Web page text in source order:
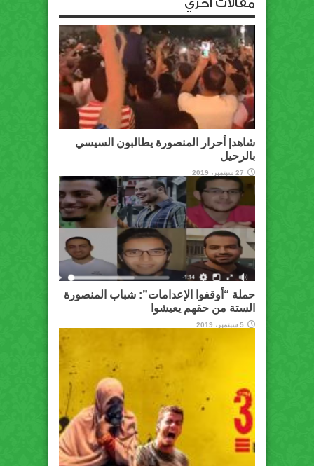
مقالات أخري
شاهد| أحرار المنصورة يطالبون السيسي
بالرحيل
27 سبتمبر، 2019
حملة “أوقفوا الإعدامات”: شباب المنصورة
الستة من حقهم يعيشوا
5 سبتمبر، 2019